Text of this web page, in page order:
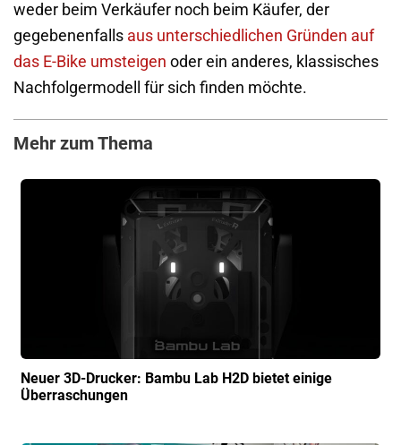
weder beim Verkäufer noch beim Käufer, der
gegebenenfalls aus unterschiedlichen Gründen auf
das E-Bike umsteigen oder ein anderes, klassisches
Nachfolgermodell für sich finden möchte.
Mehr zum Thema
Neuer 3D-Drucker: Bambu Lab H2D bietet einige
Überraschungen